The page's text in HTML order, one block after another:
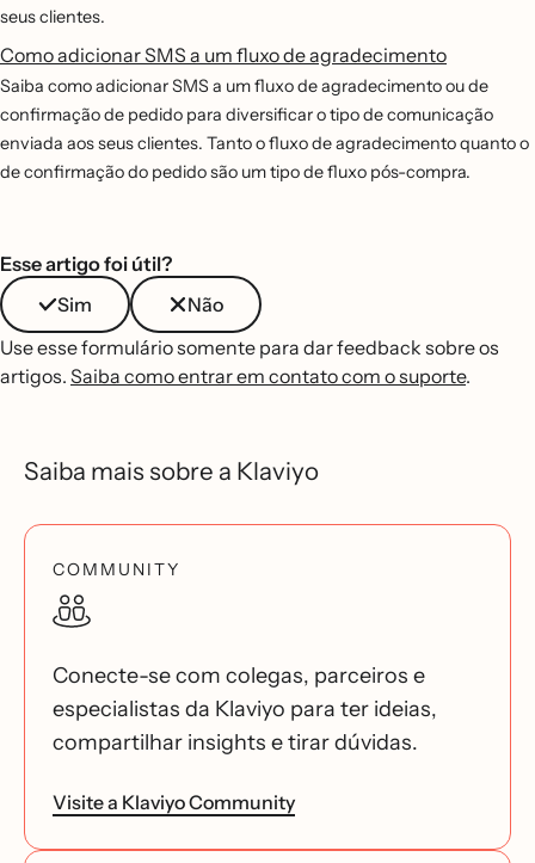
seus clientes.
Como adicionar SMS a um fluxo de agradecimento
Saiba como adicionar SMS a um fluxo de agradecimento ou de
confirmação de pedido para diversificar o tipo de comunicação
enviada aos seus clientes. Tanto o fluxo de agradecimento quanto o
de confirmação do pedido são um tipo de fluxo pós-compra.
Esse artigo foi útil?
Sim
Não
Use esse formulário somente para dar feedback sobre os
artigos. Saiba como entrar em contato com o suporte.
Saiba mais sobre a Klaviyo
COMMUNITY
Conecte-se com colegas, parceiros e
especialistas da Klaviyo para ter ideias,
compartilhar insights e tirar dúvidas.
Visite a Klaviyo Community